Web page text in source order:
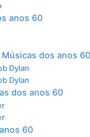
anos 60
Músicas dos anos 60
Dylan
Dylan
dos anos 60
60